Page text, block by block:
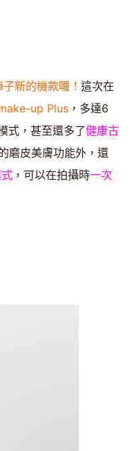
新的機款囉！ 這次在
up Plus ，多達6
式，甚至還多了健康古
磨皮美膚功能外，還
，可以在拍攝時一次